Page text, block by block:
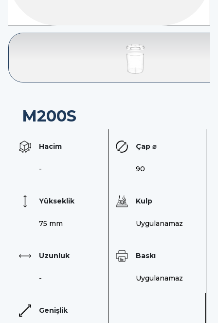
M200S
Hacim
-
Çap ⌀
90
Yükseklik
75 mm
Kulp
Uygulanamaz
Uzunluk
-
Baskı
Uygulanamaz
Genişlik